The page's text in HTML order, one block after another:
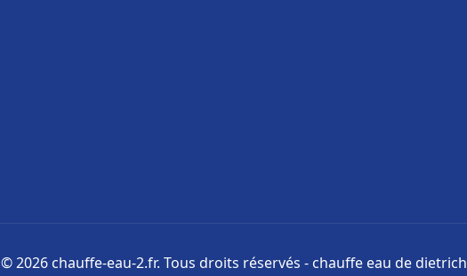
© 2026 chauffe-eau-2.fr. Tous droits réservés - chauffe eau de dietrich